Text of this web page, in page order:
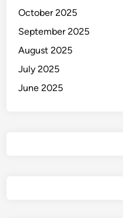
October 2025
September 2025
August 2025
July 2025
June 2025